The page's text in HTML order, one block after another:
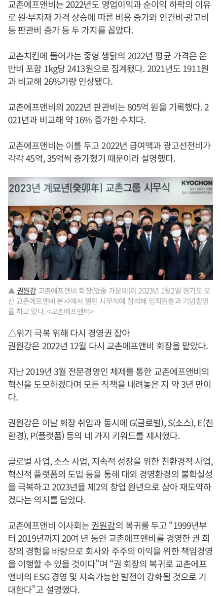
교촌에프앤비는 2022년도 영업이익과 순이익 하락의 이유
로 원·부자재 가격 상승에 따른 비용 증가와 인건비·광고비
등 판관비 증가 등 두 가지를 꼽았다.
교촌치킨에 들어가는 중형 생닭의 2022년 평균 가격은 운
반비 포함 1kg당 2413원으로 집계됐다. 2021년도 1911원
과 비교해 26%가량 인상됐다.
교촌에프앤비의 2022년 판관비는 805억 원을 기록했다. 2
021년과 비교해 약 16% 증가한 수치다.
교촌에프앤비는 이를 두고 2022년 급여액과 광고선전비가
각각 45억, 35억씩 증가했기 때문이라 설명했다.
▲권원강교촌에프앤비 회장(앞줄 가운데)이 2023년 1월2일 경기도 오
산 교촌에프앤비 본사에서 열린 시무식에 참석해 임직원들과 기념촬영
을 하고 있다. <교촌에프앤비>
△위기 극복 위해 다시 경영권 잡아
권원강은 2022년 12월 다시 교촌에프앤비 회장을 맡았다.
지난 2019년 3월 전문경영인 체제를 통한 교촌에프앤비의
혁신을 도모하겠다며 모든 직책을 내려놓은 지 약 3년 만이
다.
권원강은 이날 회장 취임과 동시에 G(글로벌), S(소스), E(친
환경), P(플랫폼) 등의 네 가지 키워드를 제시했다.
글로벌 사업, 소스 사업, 지속적 성장을 위한 친환경적 사업,
혁신적 플랫폼의 도입 등을 통해 대외 경영환경의 불확실성
을 극복하고 2023년을 제2의 창업 원년으로 삼아 재도약하
겠다는 의지를 담았다.
교촌에프앤비 이사회는권원강의 복귀를 두고 “1999년부
터 2019년까지 20여 년 동안 교촌에프앤비를 경영한 권 회
장의 경험을 바탕으로 회사와 주주의 이익을 위한 책임경영
을 이행할 수 있을 것이다”며 “권 회장의 복귀로 교촌에프
앤비의 ESG 경영 및 지속가능한 발전이 강화될 것으로 기
대한다”고 설명했다.